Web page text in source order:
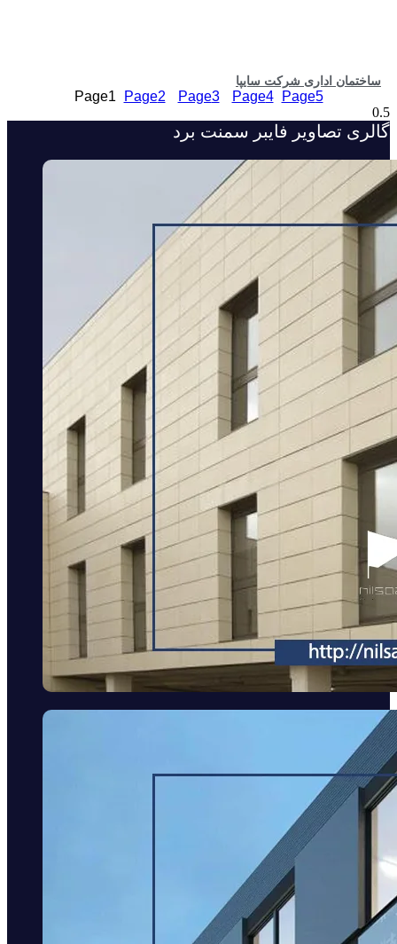
ساختمان اداری شرکت سایپا
Page1 Page2 Page3 Page4 Page5
گالری تصاویر فایبر سمنت برد